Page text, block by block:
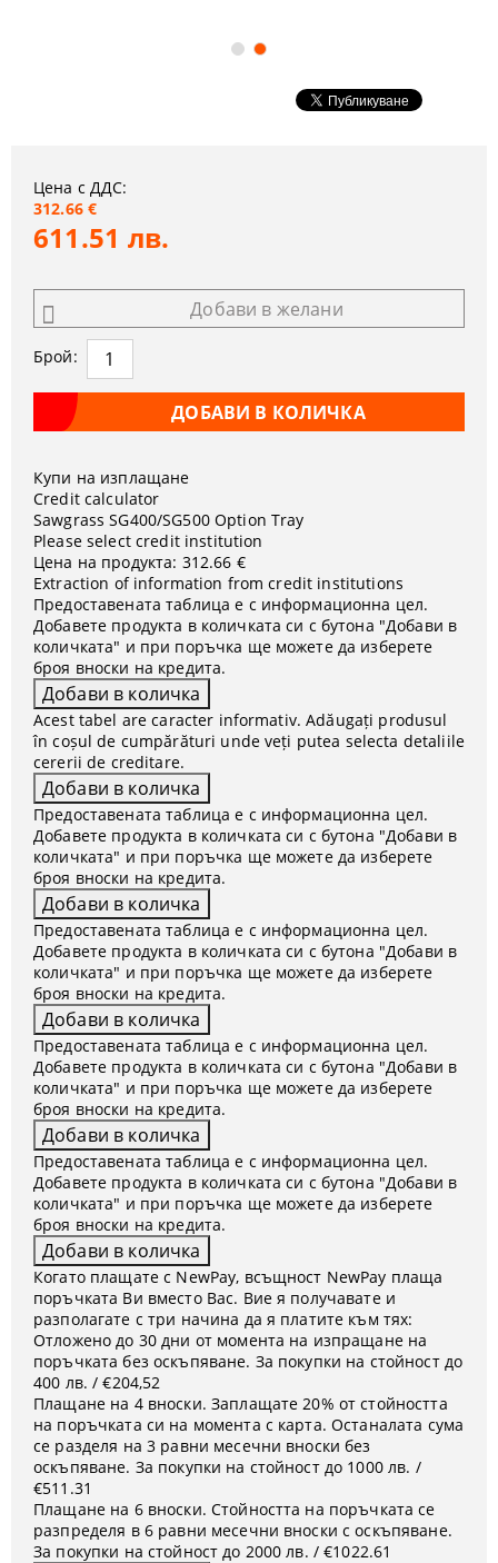
Цена с ДДС:
312.66 €
611.51 лв.
Добави в желани
Брой:
Купи на изплащане
Credit calculator
Sawgrass SG400/SG500 Option Tray
Please select credit institution
Цена на продукта: 312.66 €
Extraction of information from credit institutions
Предоставената таблица е с информационна цел.
Добавете продукта в количката си с бутона "Добави в
количката" и при поръчка ще можете да изберете
броя вноски на кредита.
Acest tabel are caracter informativ. Adăugați produsul
în coșul de cumpărături unde veți putea selecta detaliile
cererii de creditare.
Предоставената таблица е с информационна цел.
Добавете продукта в количката си с бутона "Добави в
количката" и при поръчка ще можете да изберете
броя вноски на кредита.
Предоставената таблица е с информационна цел.
Добавете продукта в количката си с бутона "Добави в
количката" и при поръчка ще можете да изберете
броя вноски на кредита.
Предоставената таблица е с информационна цел.
Добавете продукта в количката си с бутона "Добави в
количката" и при поръчка ще можете да изберете
броя вноски на кредита.
Предоставената таблица е с информационна цел.
Добавете продукта в количката си с бутона "Добави в
количката" и при поръчка ще можете да изберете
броя вноски на кредита.
Когато плащате с NewPay, всъщност NewPay плаща
поръчката Ви вместо Вас. Вие я получавате и
разполагате с три начина да я платите към тях:
Отложено до 30 дни от момента на изпращане на
поръчката без оскъпяване. За покупки на стойност до
400 лв. / €204,52
Плащане на 4 вноски. Заплащате 20% от стойността
на поръчката си на момента с карта. Останалата сума
се разделя на 3 равни месечни вноски без
оскъпяване. За покупки на стойност до 1000 лв. /
€511.31
Плащане на 6 вноски. Стойността на поръчката се
разпределя в 6 равни месечни вноски с оскъпяване.
За покупки на стойност до 2000 лв. / €1022.61